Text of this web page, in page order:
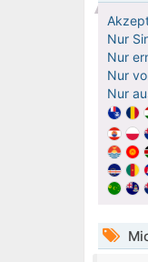
Nur
Nur
Nur
Nur